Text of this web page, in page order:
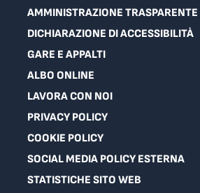
AMMINISTRAZIONE TRASPARENTE
DICHIARAZIONE DI ACCESSIBILITÀ
GARE E APPALTI
ALBO ONLINE
LAVORA CON NOI
PRIVACY POLICY
COOKIE POLICY
SOCIAL MEDIA POLICY ESTERNA
STATISTICHE SITO WEB